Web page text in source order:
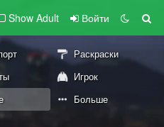
Show Adult Войти
Раскраски
Игрок
Больше